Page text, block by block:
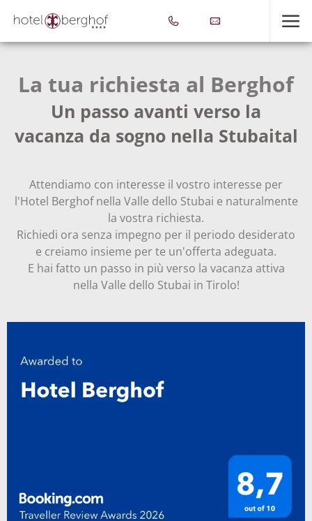
La tua richiesta al Berghof
Un passo avanti verso la
vacanza da sogno nella Stubaital
Attendiamo con interesse il vostro interesse per
l'Hotel Berghof nella Valle dello Stubai e naturalmente
la vostra richiesta.
Richiedi ora senza impegno per il periodo desiderato
e creiamo insieme per te un'offerta adeguata.
E hai fatto un passo in più verso la vacanza attiva
nella Valle dello Stubai in Tirolo!